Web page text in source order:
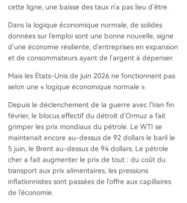
cette ligne, une baisse des taux n'a pas lieu d'être.
Dans la logique économique normale, de solides
données sur l'emploi sont une bonne nouvelle, signe
d'une économie résiliente, d'entreprises en expansion
et de consommateurs ayant de l'argent à dépenser.
Mais les États-Unis de juin 2026 ne fonctionnent pas
selon une « logique économique normale ».
Depuis le déclenchement de la guerre avec l'Iran fin
février, le blocus effectif du détroit d'Ormuz a fait
grimper les prix mondiaux du pétrole. Le WTI se
maintenait encore au-dessus de 92 dollars le baril le
5 juin, le Brent au-dessus de 94 dollars. Le pétrole
cher a fait augmenter le prix de tout : du coût du
transport aux prix alimentaires, les pressions
inflationnistes sont passées de l'offre aux capillaires
de l'économie.